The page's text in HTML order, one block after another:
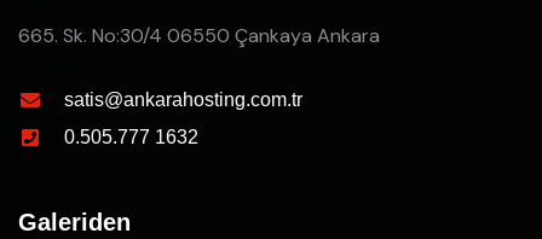
665. Sk. No:30/4 06550 Çankaya Ankara
satis@ankarahosting.com.tr
0.505.777 1632
Galeriden